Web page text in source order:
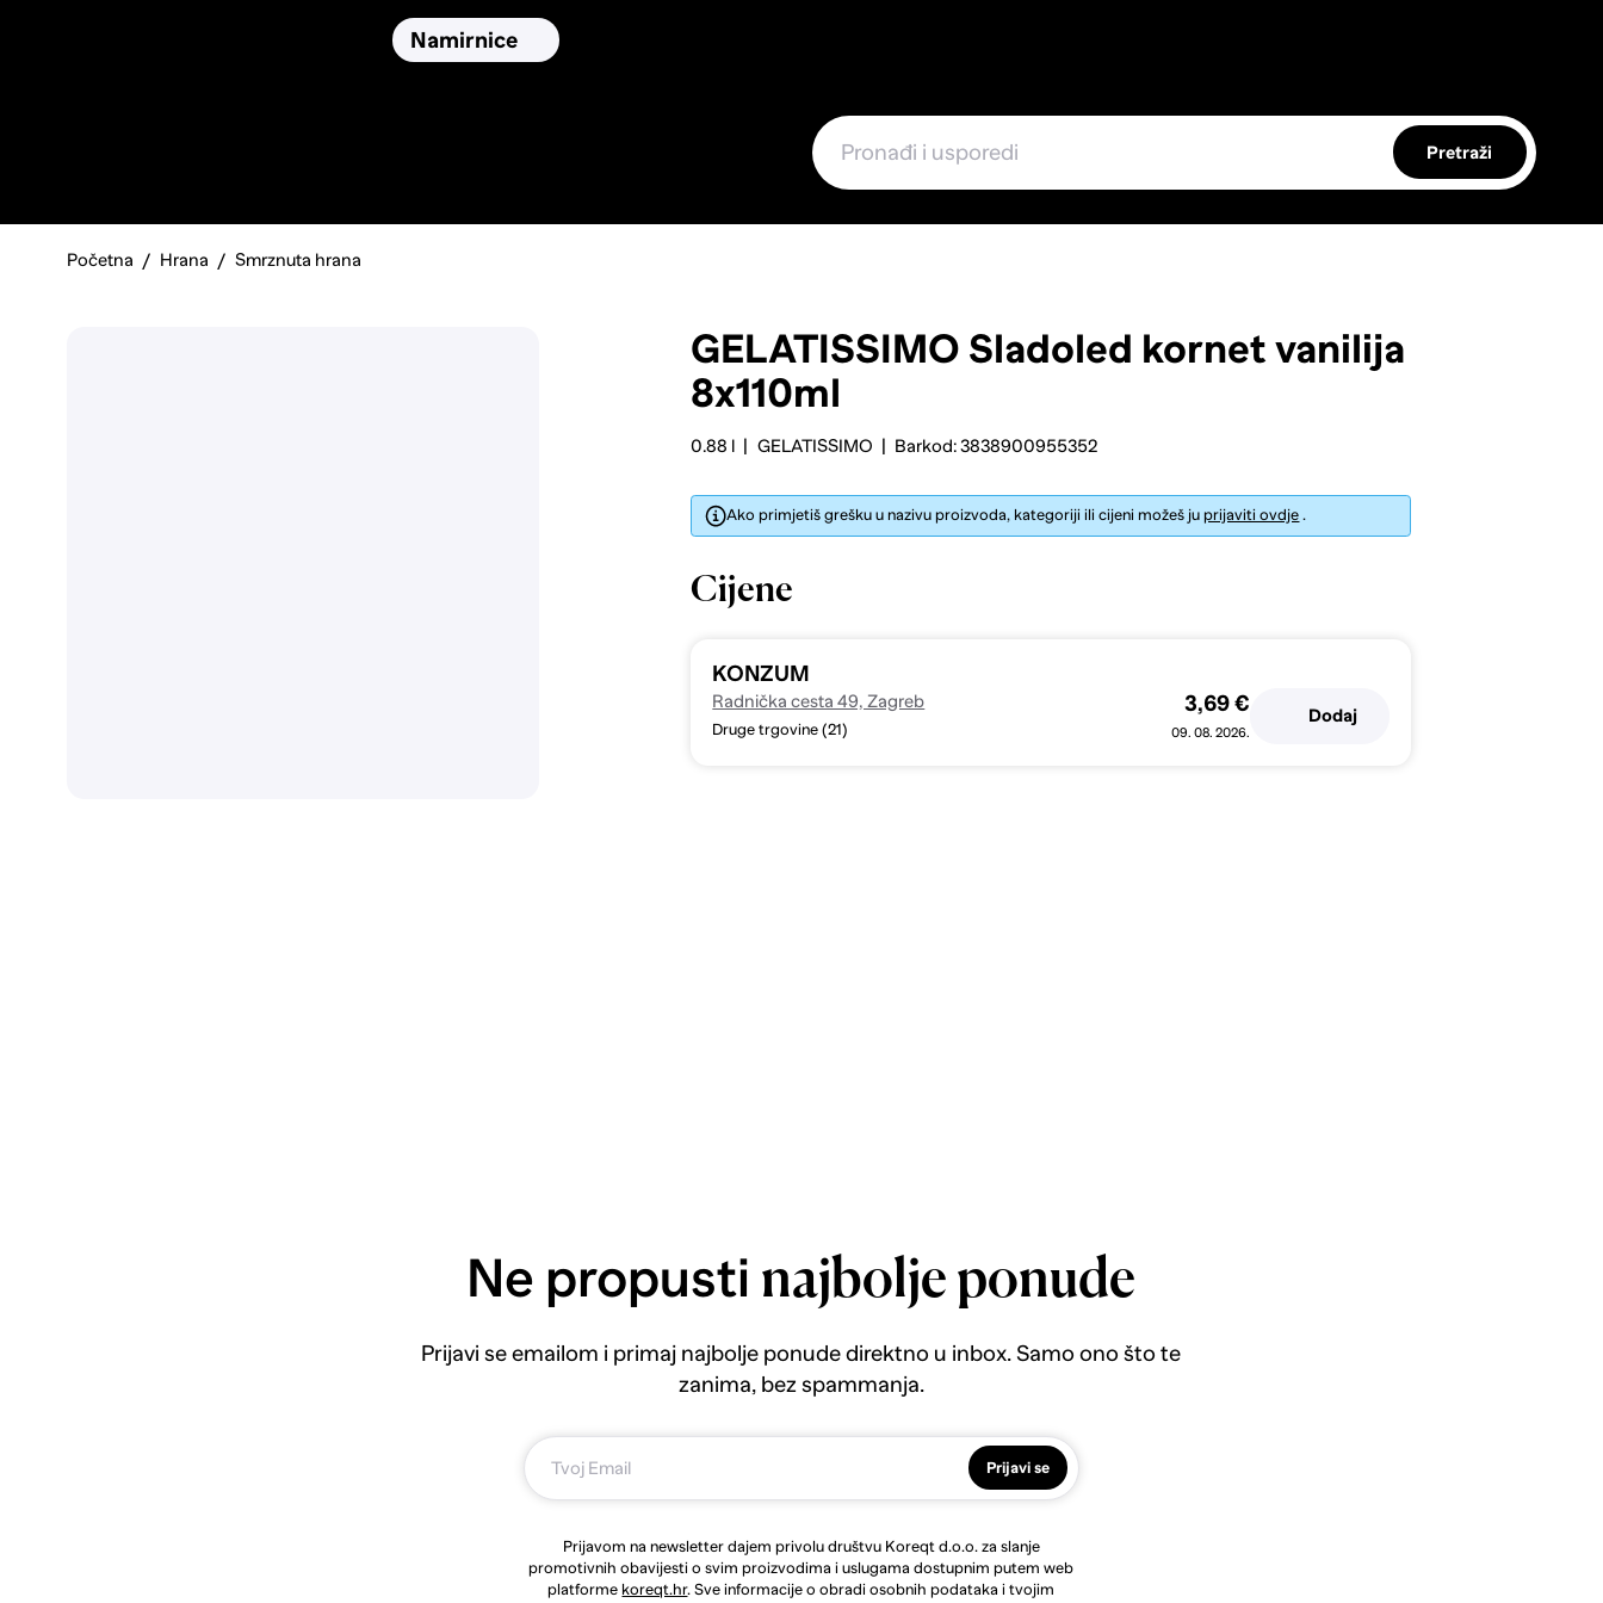
Namirnice
Pretraži
Početna Hrana Smrznuta hrana
GELATISSIMO Sladoled kornet vanilija
8x110ml
0.88 l GELATISSIMO Barkod: 3838900955352
Ako primjetiš grešku u nazivu proizvoda, kategoriji ili cijeni možeš juprijaviti ovdje .
Cijene
KONZUM
Radnička cesta 49, Zagreb
Druge trgovine (21)
3,69 €
09. 08. 2026.
Dodaj
Ne propusti najbolje ponude
Prijavi se emailom i primaj najbolje ponude direktno u inbox. Samo ono što te
zanima, bez spammanja.
Prijavi se
Prijavom na newsletter dajem privolu društvu Koreqt d.o.o. za slanje
promotivnih obavijesti o svim proizvodima i uslugama dostupnim putem web
platforme koreqt.hr. Sve informacije o obradi osobnih podataka i tvojim